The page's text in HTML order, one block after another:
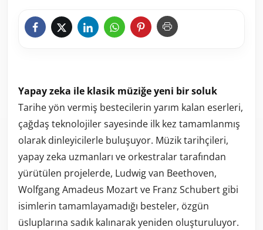
Yapay zeka ile klasik müziğe yeni bir soluk
Tarihe yön vermiş bestecilerin yarım kalan eserleri,
çağdaş teknolojiler sayesinde ilk kez tamamlanmış
olarak dinleyicilerle buluşuyor. Müzik tarihçileri,
yapay zeka uzmanları ve orkestralar tarafından
yürütülen projelerde, Ludwig van Beethoven,
Wolfgang Amadeus Mozart ve Franz Schubert gibi
isimlerin tamamlayamadığı besteler, özgün
üsluplarına sadık kalınarak yeniden oluşturuluyor.